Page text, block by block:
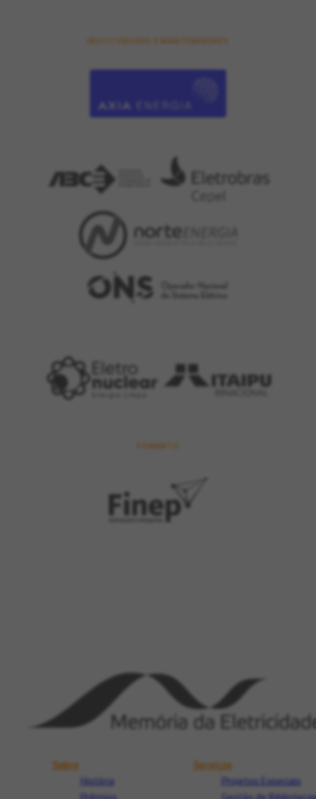
INSTITUIDORES E MANTENEDORES
FOMENTO
Sobre
História
Serviços
Projetos Especiais